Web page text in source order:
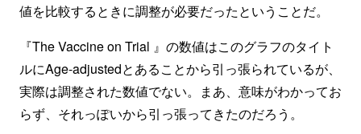
値を比較するときに調整が必要だったということだ。
『The Vaccine on Trial 』の数値はこのグラフのタイト
ルにAge-adjustedとあることから引っ張られているが、
実際は調整された数値でない。まあ、意味がわかってお
らず、それっぽいから引っ張ってきたのだろう。